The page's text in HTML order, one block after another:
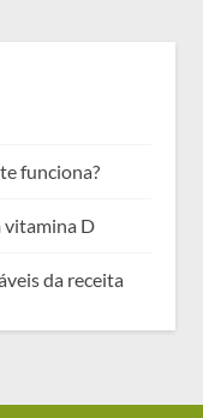
funciona?
vitamina D
da receita